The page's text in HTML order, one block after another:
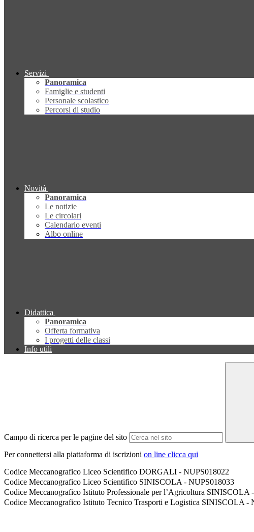
Servizi
Panoramica
Famiglie e studenti
Personale scolastico
Percorsi di studio
Novità
Panoramica
Le notizie
Le circolari
Calendario eventi
Albo online
Didattica
Panoramica
Offerta formativa
I progetti delle classi
Info utili
Campo di ricerca per le pagine del sito
Per connettersi alla piattaforma di iscrizioni on line clicca qui
Codice Meccanografico Liceo Scientifico DORGALI - NUPS018022
Codice Meccanografico Liceo Scientifico SINISCOLA - NUPS018033
Codice Meccanografico Istituto Professionale per l’Agricoltura SINISCOLA
Codice Meccanografico Istituto Tecnico Trasporti e Logistica SINISCOLA -